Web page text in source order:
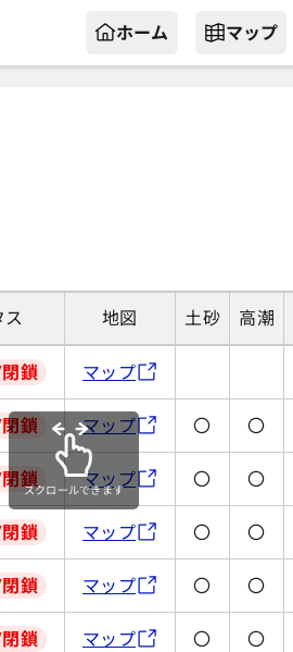
ホーム マップ
ス 地図 土砂 高潮
鎖 マップ
鎖 マップ 〇 〇
鎖 マップ 〇 〇
鎖 マップ 〇 〇
鎖 マップ 〇 〇
鎖 マップ 〇 〇
スクロールできます